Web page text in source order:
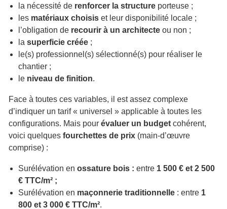
la nécessité de renforcer la structure porteuse ;
les matériaux choisiset leur disponibilité locale ;
l’obligation de recourir à un architecte ou non ;
lasuperficie créée ;
le(s) professionnel(s) sélectionné(s) pour réaliser le
chantier ;
le niveau de finition.
Face à toutes ces variables, il est assez complexe
d’indiquer un tarif « universel » applicable à toutes les
configurations. Mais pour évaluer un budget cohérent,
voici quelques fourchettes de prix (main-d’œuvre
comprise) :
Surélévation enossature bois :entre 1 500 € et 2 500
€ TTC/m² ;
Surélévation en maçonnerie traditionnelle : entre 1
800 et 3 000 € TTC/m².